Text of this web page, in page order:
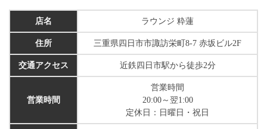
店名 ラウンジ 粋蓮
住所 三重県四日市市諏訪栄町8-7 赤坂ビル2F
交通アクセス 近鉄四日市駅から徒歩2分
営業時間
営業時間
20:00～翌1:00
定休日：日曜日・祝日